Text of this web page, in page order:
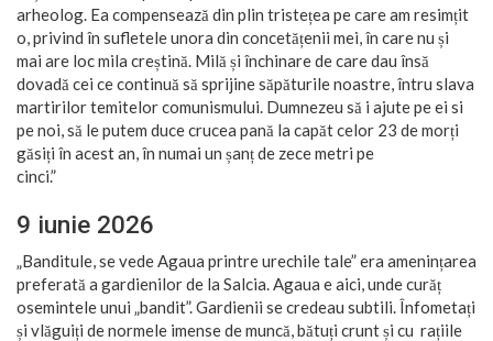
arheolog. Ea compensează din plin tristețea pe care am resimțit
o, privind în sufletele unora din concetățenii mei, în care nu și
mai are loc mila creștină. Milă și închinare de care dau însă
dovadă cei ce continuă să sprijine săpăturile noastre, întru slava
martirilor temitelor comunismului. Dumnezeu să i ajute pe ei si
pe noi, să le putem duce crucea pană la capăt celor 23 de morți
găsiți în acest an, în numai un șanț de zece metri pe
cinci.”
9 iunie 2026
„Banditule, se vede Agaua printre urechile tale” era amenințarea
preferată a gardienilor de la Salcia. Agaua e aici, unde curăț
osemintele unui „bandit”. Gardienii se credeau subtili. Înfometați
și vlăguiți de normele imense de muncă, bătuți crunt și cu rațiile